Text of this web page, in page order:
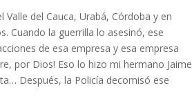
del Cauca, Urabá, Córdoba y en
Cuando la guerrilla lo asesinó, ese
de esa empresa y esa empresa
por Dios! Eso lo hizo mi herma­no Jaime
Después, la Policía decomisó ese